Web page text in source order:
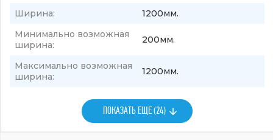
Ширина:
1200мм.
Минимально возможная
ширина:
200мм.
Максимально возможная
ширина:
1200мм.
ПОКАЗАТЬ ЕЩЕ (24)